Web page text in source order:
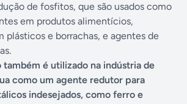
de fosfitos, que são usados como
em produtos alimentícios,
plásticos e borrachas, e agentes de
é utilizado na indústria de
como um agente redutor para
indesejados, como ferro e